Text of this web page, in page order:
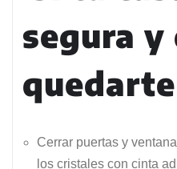
segura y
Cerrar puertas y
los cristales con cinta